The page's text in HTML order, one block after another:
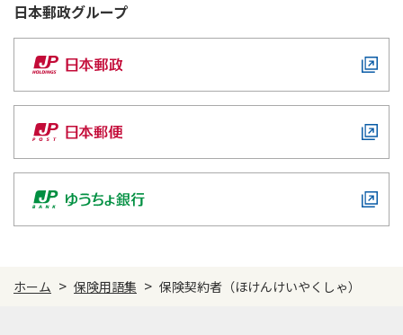
マイページログイン
入院保険金・手術保険金のご請求
お手続き一覧
保険をご検討中のお客さま
終身保険
定期保険
お見積りシミュレーション
法人のお客さま
【まずはご相談ください】企業経営でお悩みの方はこ
ちら
法人のお客さま向け商品一覧
目的から探す
お役立ち情報
法人向け資料請求
お役立ち情報
かんぽのLifeサポートナビ
かんぽ生命について
よくあるご質問
日本郵政グループ
ホーム > 保険用語集 > 保険契約者（ほけんけいやくしゃ）